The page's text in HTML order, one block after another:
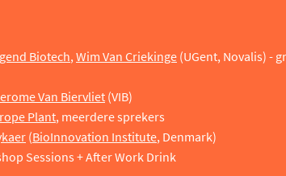
Biotech, Wim Van Criekinge (UGent, Novalis) -
Van Biervliet (VIB)
Plant, meerdere sprekers
(BioInnovation Institute, Denmark)
Sessions + After Work Drink